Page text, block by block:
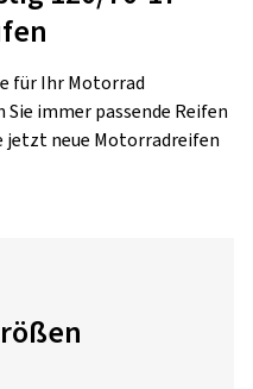
für Ihr Motorrad
immer passende Reifen
jetzt neue Motorradreifen